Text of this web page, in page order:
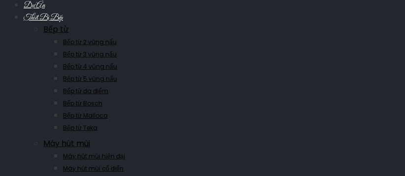
Dự Án
Thiết Bị Bếp
Bếp từ
Bếp từ 2 vùng nấu
Bếp từ 3 vùng nấu
Bếp từ 4 vùng nấu
Bếp từ 5 vùng nấu
Bếp từ đa điểm
Bếp từ Bosch
Bếp từ Malloca
Bếp từ Teka
Máy hút mùi
Máy hút mùi hiện đại
Máy hút mùi cổ điển